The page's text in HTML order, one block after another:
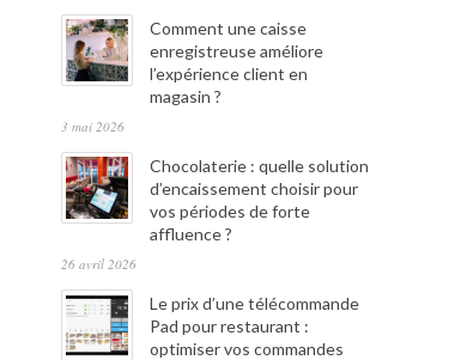
Comment une caisse
enregistreuse améliore
l’expérience client en
magasin ?
3 mai 2026
Chocolaterie : quelle solution
d’encaissement choisir pour
vos périodes de forte
affluence ?
26 avril 2026
Le prix d’une télécommande
Pad pour restaurant :
optimiser vos commandes